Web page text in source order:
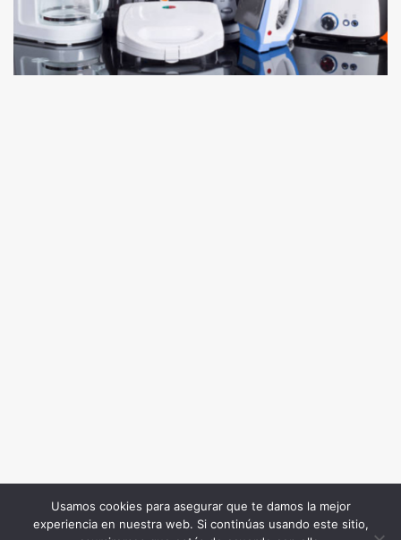
Todos los Derechos Reservados. Somos Noticia COL
Usamos cookies para asegurar que te damos la mejor
experiencia en nuestra web. Si continúas usando este sitio,